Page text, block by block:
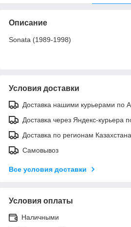
Описание
Sonata (1989-1998)
Условия доставки
Доставка нашими курьерами по
Доставка через Яндекс-курьера
Доставка по регионам Казахстана
Самовывоз
Все условия доставки
Условия оплаты
Наличными